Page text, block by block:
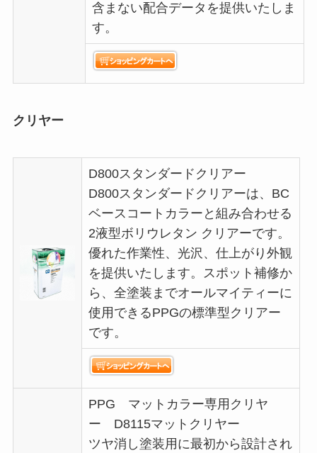
含まない配合データを提供いたしま
す。
クリヤー
D800スタンダードクリアー
D800スタンダードクリアーは、BC
ベースコートカラーと組み合わせる
2液型ボリウレタン クリアーです。
優れた作業性、光沢、仕上がり外観
を提供いたします。スポット補修か
ら、全塗装までオールマイティーに
使用できるPPGの標準型クリアー
です。
PPG マットカラー専用クリヤ
ー D8115マットクリヤー
ツヤ消し塗装用に最初から設計され